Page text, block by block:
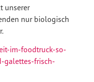
unserer
nur biologisch
im-foodtruck-so-
galettes-frisch-